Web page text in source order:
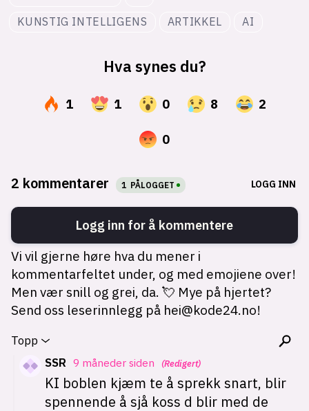
KUNSTIG INTELLIGENS
ARTIKKEL AI